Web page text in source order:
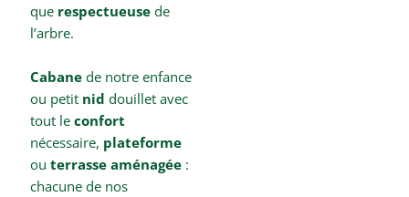
que respectueusede
l’arbre.
Cabanede notre enfance
ou petit niddouillet avec
tout leconfort
nécessaire, plateforme
outerrasse aménagée :
chacune de nos